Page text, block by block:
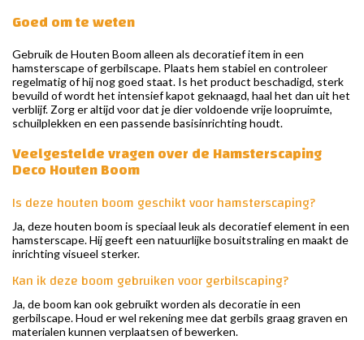
Goed om te weten
Gebruik de Houten Boom alleen als decoratief item in een
hamsterscape of gerbilscape. Plaats hem stabiel en controleer
regelmatig of hij nog goed staat. Is het product beschadigd, sterk
bevuild of wordt het intensief kapot geknaagd, haal het dan uit het
verblijf. Zorg er altijd voor dat je dier voldoende vrije loopruimte,
schuilplekken en een passende basisinrichting houdt.
Veelgestelde vragen over de Hamsterscaping
Deco Houten Boom
Is deze houten boom geschikt voor hamsterscaping?
Ja, deze houten boom is speciaal leuk als decoratief element in een
hamsterscape. Hij geeft een natuurlijke bosuitstraling en maakt de
inrichting visueel sterker.
Kan ik deze boom gebruiken voor gerbilscaping?
Ja, de boom kan ook gebruikt worden als decoratie in een
gerbilscape. Houd er wel rekening mee dat gerbils graag graven en
materialen kunnen verplaatsen of bewerken.